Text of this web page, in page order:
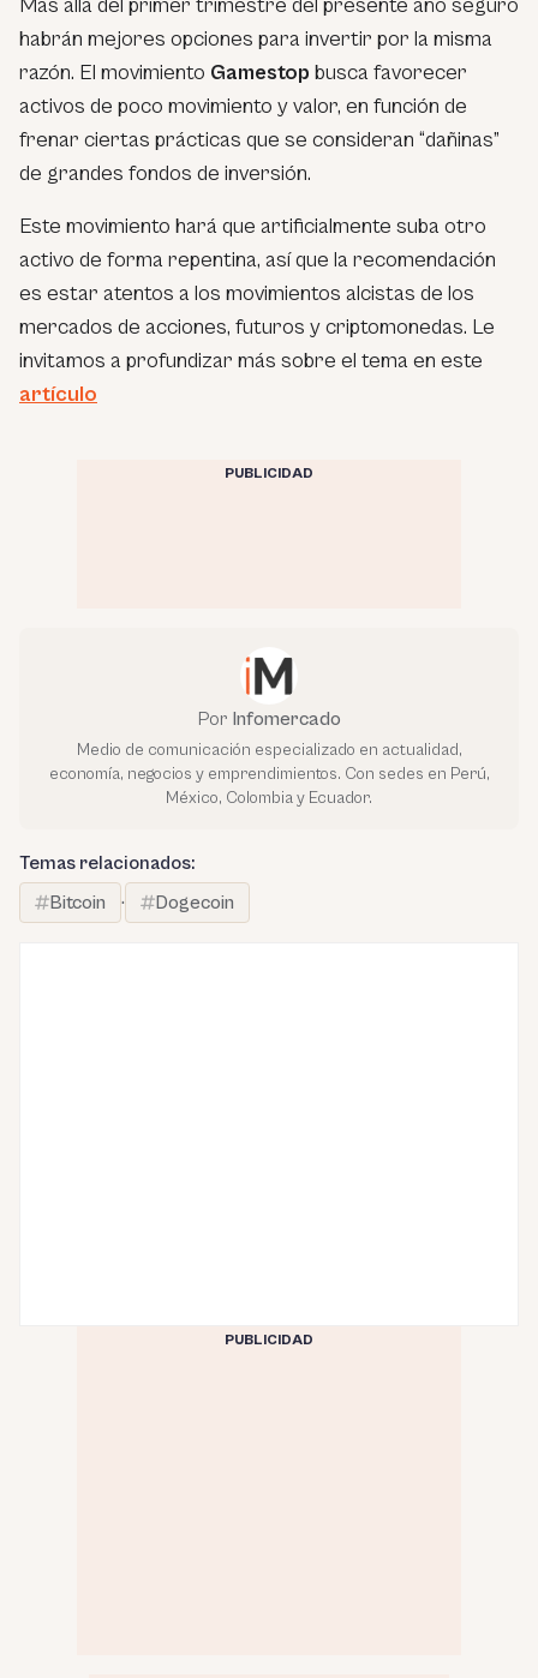
Más allá del primer trimestre del presente año seguro
habrán mejores opciones para invertir por la misma
razón. El movimiento Gamestop busca favorecer
activos de poco movimiento y valor, en función de
frenar ciertas prácticas que se consideran “dañinas”
de grandes fondos de inversión.
Este movimiento hará que artificialmente suba otro
activo de forma repentina, así que la recomendación
es estar atentos a los movimientos alcistas de los
mercados de acciones, futuros y criptomonedas. Le
invitamos a profundizar más sobre el tema en este
artículo
PUBLICIDAD
Por Infomercado
Medio de comunicación especializado en actualidad,
economía, negocios y emprendimientos. Con sedes en Perú,
México, Colombia y Ecuador.
Temas relacionados:
Bitcoin
· Dogecoin
PUBLICIDAD